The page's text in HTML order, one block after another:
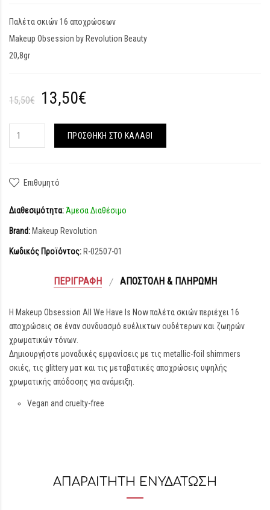
Παλέτα σκιών 16 αποχρώσεων
Makeup Obsession by Revolution Beauty
20,8gr
15,50€ 13,50€
ΠΡΟΣΘΉΚΗ ΣΤΟ ΚΑΛΆΘΙ
Επιθυμητό
Διαθεσιμότητα: Άμεσα Διαθέσιμο
Brand: Makeup Revolution
Κωδικός Προϊόντος: R-02507-01
ΠΕΡΙΓΡΑΦΉ ΑΠΟΣΤΟΛΉ & ΠΛΗΡΩΜΉ
Η Makeup Obsession All We Have Is Now παλέτα σκιών περιέχει 16
αποχρώσεις σε έναν συνδυασμό ευέλικτων ουδέτερων και ζωηρών
χρωματικών τόνων.
Δημιουργήστε μοναδικές εμφανίσεις με τις metallic-foil shimmers
σκιές, τις glittery ματ και τις μεταβατικές αποχρώσεις υψηλής
χρωματικής απόδοσης για ανάμειξη.
Vegan and cruelty-free
ΑΠΑΡΑΙΤΗΤΗ ΕΝΥΔΑΤΩΣΗ